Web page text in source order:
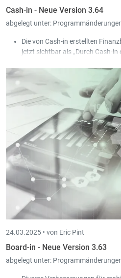
Cash-in - Neue Version 3.64
abgelegt unter:
Die von Cash-in erstellten
jetzt sichtbar als „Durch Cash-in
die Buchhaltung lange dauert.
24.03.2025 • von Eric Pint
Board-in - Neue Version 3.63
abgelegt unter: